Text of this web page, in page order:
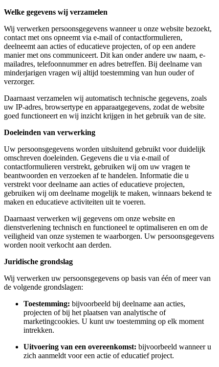
Welke gegevens wij verzamelen
Wij verwerken persoonsgegevens wanneer u onze website bezoekt,
contact met ons opneemt via e-mail of contactformulieren,
deelneemt aan acties of educatieve projecten, of op een andere
manier met ons communiceert. Dit kan onder andere uw naam, e-
mailadres, telefoonnummer en adres betreffen. Bij deelname van
minderjarigen vragen wij altijd toestemming van hun ouder of
verzorger.
Daarnaast verzamelen wij automatisch technische gegevens, zoals
uw IP-adres, browsertype en apparaatgegevens, zodat de website
goed functioneert en wij inzicht krijgen in het gebruik van de site.
Doeleinden van verwerking
Uw persoonsgegevens worden uitsluitend gebruikt voor duidelijk
omschreven doeleinden. Gegevens die u via e-mail of
contactformulieren verstrekt, gebruiken wij om uw vragen te
beantwoorden en verzoeken af te handelen. Informatie die u
verstrekt voor deelname aan acties of educatieve projecten,
gebruiken wij om deelname mogelijk te maken, winnaars bekend te
maken en educatieve activiteiten uit te voeren.
Daarnaast verwerken wij gegevens om onze website en
dienstverlening technisch en functioneel te optimaliseren en om de
veiligheid van onze systemen te waarborgen. Uw persoonsgegevens
worden nooit verkocht aan derden.
Juridische grondslag
Wij verwerken uw persoonsgegevens op basis van één of meer van
de volgende grondslagen:
Toestemming: bijvoorbeeld bij deelname aan acties,
projecten of bij het plaatsen van analytische of
marketingcookies. U kunt uw toestemming op elk moment
intrekken.
Uitvoering van een overeenkomst: bijvoorbeeld wanneer u
zich aanmeldt voor een actie of educatief project.